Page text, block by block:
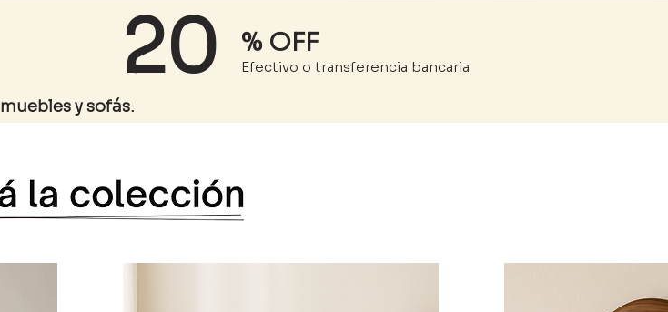
muebles y sofás.
20 % OFF
Efectivo o transferencia bancaria